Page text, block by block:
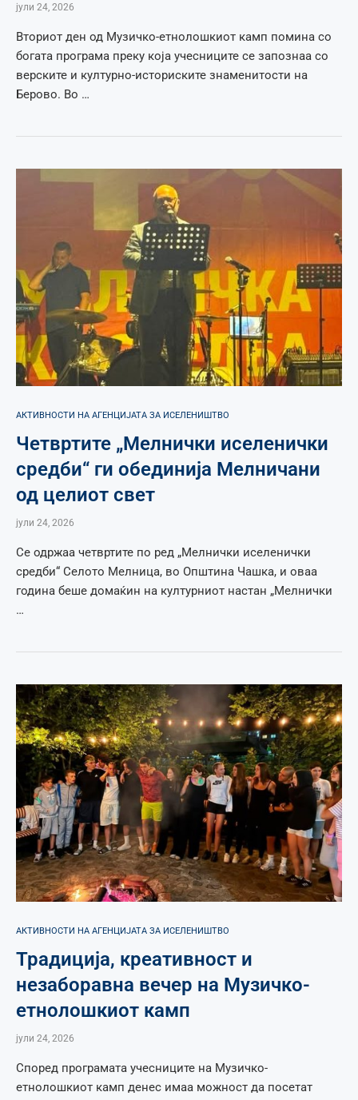
јули 24, 2026
Вториот ден од Музичко-етнолошкиот камп помина со
богата програма преку која учесниците се запознаа со
верските и културно-историските знаменитости на
Берово. Во …
АКТИВНОСТИ НА АГЕНЦИЈАТА ЗА ИСЕЛЕНИШТВО
Четвртите „Мелнички иселенички
средби“ ги обединија Мелничани
од целиот свет
јули 24, 2026
Се одржаа четвртите по ред „Мелнички иселенички
средби“ Селото Мелница, во Општина Чашка, и оваа
година беше домаќин на културниот настан „Мелнички
…
АКТИВНОСТИ НА АГЕНЦИЈАТА ЗА ИСЕЛЕНИШТВО
Традиција, креативност и
незаборавна вечер на Музичко-
етнолошкиот камп
јули 24, 2026
Според програмата учесниците на Музичко-
етнолошкиот камп денес имаа можност да посетат